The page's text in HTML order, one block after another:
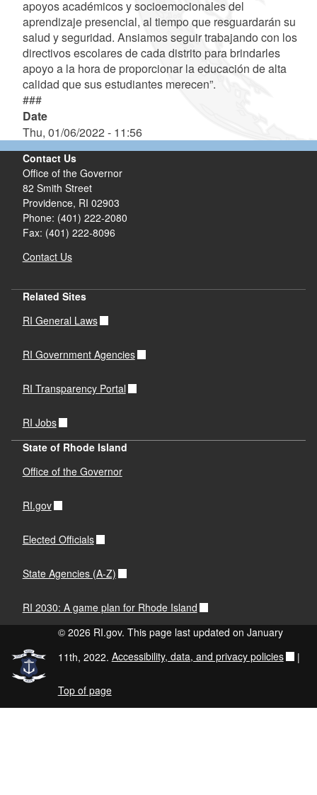
apoyos académicos y socioemocionales del
aprendizaje presencial, al tiempo que resguardarán su
salud y seguridad. Ansiamos seguir trabajando con los
directivos escolares de cada distrito para brindarles
apoyo a la hora de proporcionar la educación de alta
calidad que sus estudiantes merecen”.
###
Date
Thu, 01/06/2022 - 11:56
Contact Us
Office of the Governor
82 Smith Street
Providence, RI 02903
Phone: (401) 222-2080
Fax: (401) 222-8096
Contact Us
Related Sites
RI General Laws
RI Government Agencies
RI Transparency Portal
RI Jobs
State of Rhode Island
Office of the Governor
RI.gov
Elected Officials
State Agencies (A-Z)
RI 2030: A game plan for Rhode Island
© 2026 RI.gov. This page last updated on January
11th, 2022. Accessibility, data, and privacy policies |
Top of page